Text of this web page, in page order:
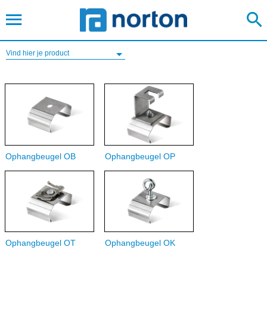
Vind hier je product
Ophangbeugel OB Ophangbeugel OP
Ophangbeugel OT Ophangbeugel OK